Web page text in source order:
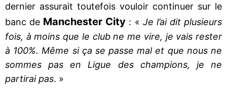
dernier assurait toutefois vouloir continuer sur le
banc de Manchester City : « Je l’ai dit plusieurs
fois, à moins que le club ne me vire, je vais rester
à 100%. Même si ça se passe mal et que nous ne
sommes pas en Ligue des champions, je ne
partirai pas. »